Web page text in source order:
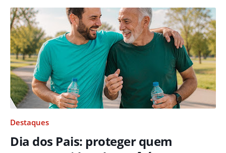
Destaques
Dia dos Pais: proteger quem